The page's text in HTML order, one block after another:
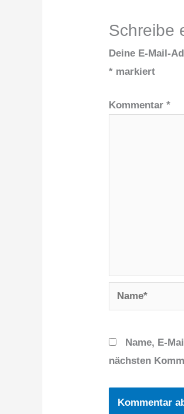
Schreibe
Deine E-Mail-
* markiert
Kommentar*
Name*
Name, E-
nächsten